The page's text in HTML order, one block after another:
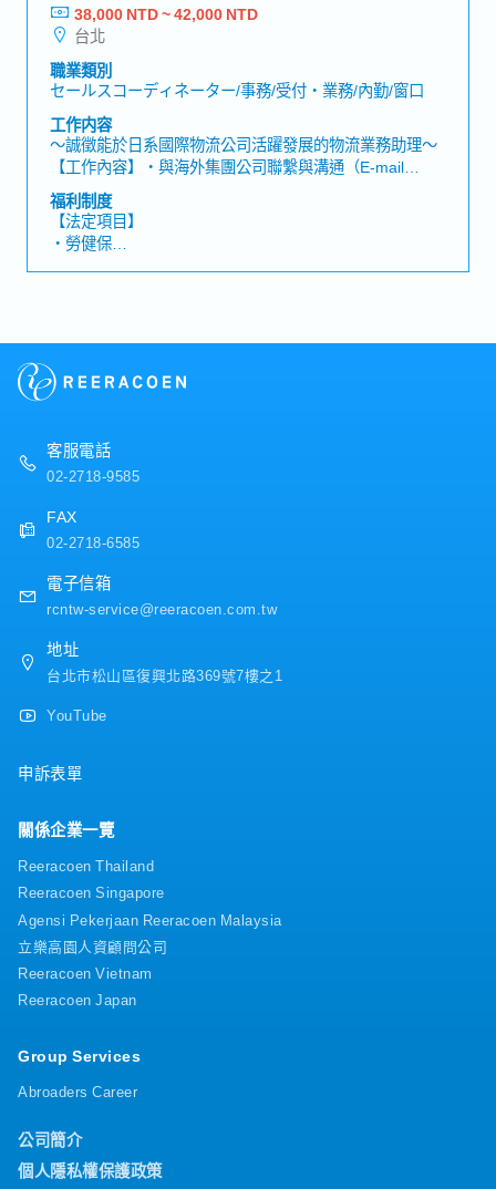
【公司福利】
・ 年度獎金 (夏季及冬季，2次/年) *視公司業績目標達成獎
金發放。職務類別，個人績效及整體業績達成情況，有所
不同。過往平均約2個月以上。
・完備的教育訓練制度 (公司內部教育訓練與外部專業機構
研修，並提供自我進修機會)
・人事考評 (1次/年) *根據工作表現，具調薪機會
・外語學習補助
・員工旅遊
・員工健康檢查
・交通津貼
・三節獎金 (春節.端午.中秋)
・生日禮金
(工讀生及約聘人員非比照正職福利)
38,000 NTD ~ 42,000 NTD
台北
職業類別
セールスコーディネーター/事務/受付・業務/內勤/窗口
工作内容
～誠徵能於日系國際物流公司活躍發展的物流業務助理～
【工作內容】・與海外集團公司聯繫與溝通（E-mail
等）・客戶對應與關係維護（E-mail 等）・資料整理、數
據分析及文件製作・協助業務相關工作（報價單製作、市
場資訊蒐集等）・針對客戶提出的問題（如物流相關法
規、進出口規定等）進行調查並回覆・運用空運、海運、
鐵路及卡車等運輸方式，協調並安排國際貨物進出口運輸
福利制度
【法定項目】
・勞健保
【公司福利】
獎金：固定1.25個月＋變動獎金（依公司業績發放）
客服電話
02-2718-9585
FAX
02-2718-6585
電子信箱
rcntw-service@reeracoen.com.tw
地址
台北市松山區復興北路369號7樓之1
YouTube
申訴表單
關係企業一覽
Reeracoen Thailand
Reeracoen Singapore
Agensi Pekerjaan Reeracoen Malaysia
立樂高園人資顧問公司
Reeracoen Vietnam
Reeracoen Japan
Group Services
Abroaders Career
公司簡介
個人隱私權保護政策